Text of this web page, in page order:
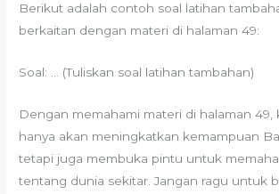
Berikut adalah contoh soal latihan
berkaitan dengan materi di halaman 49:
Soal: … (Tuliskan soal latihan tambahan)
Dengan memahami materi di halaman 49,
hanya akan meningkatkan kemampuan
tetapi juga membuka pintu untuk
tentang dunia sekitar. Jangan ragu untuk